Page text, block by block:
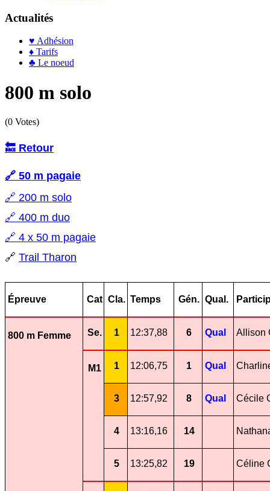
Actualités
♥ Adhésion
♦ Tarifs
♣ Le noeud
800 m solo
(0 Votes)
🔙 Retour
🔗 50 m pagaie
🔗 200 m solo
🔗 400 m duo
🔗 4 x 50 m pagaie
🔗 Trail Tharon
Épreuve Cat Cla. Temps Gén. Qual.
800 m Femme Se. 1 12:37,88 6 Qual Allison
M1 1 12:06,75 1 Qual
3 12:57,92 8 Qual Cécile
4 13:16,16 14
5 13:25,82 19 Céline